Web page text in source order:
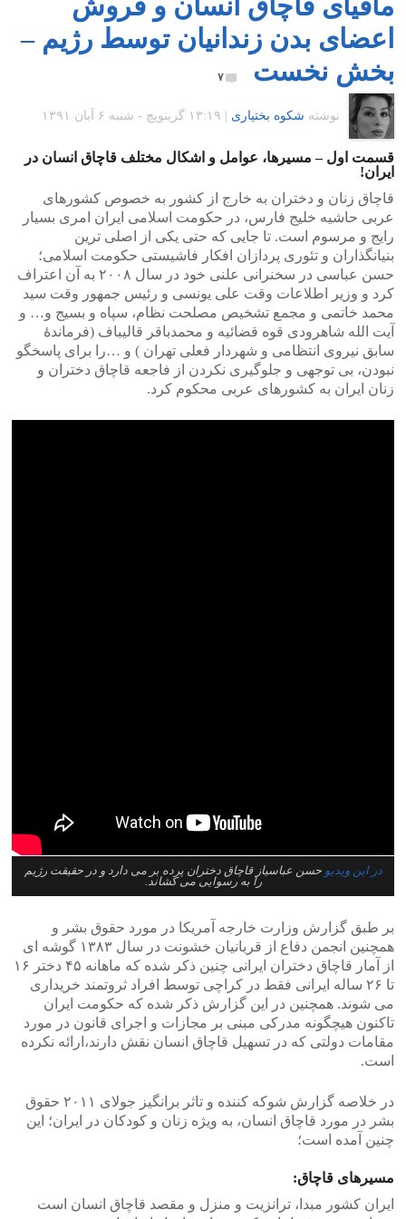
اعضای بدن زندانیان توسط رژیم –
بخش نخست
۷
نوشته شکوه بختیاری ۱۳:۱۹ گرينويچ - شنبه ۶ آبان ۱۳۹۱
قسمت اول – مسیرها، عوامل و اشکال مختلف قاچاق انسان در
ایران!
قاچاق زنان و دختران به خارج از کشور به خصوص کشورهای
عربی حاشیه خلیج فارس، در حکومت اسلامی ایران امری بسیار
رایج و مرسوم است. تا جایی که حتی یکی از اصلی ترین
بنیانگذاران و تئوری پردازان افکار فاشیستی حکومت اسلامی؛
حسن عباسی در سخنرانی علنی خود در سال ۲۰۰۸ به آن اعتراف
کرد و وزیر اطلاعات وقت علی یونسی و رئیس جمهور وقت سید
محمد خاتمی و مجمع تشخیص مصلحت نظام، سپاه و بسیج و… و
آیت الله شاهرودی قوه قضائیه و محمدباقر قالیباف (فرماندهٔ
سابق نیروی انتظامی و شهردار فعلی تهران ) و …را برای پاسخگو
نبودن، بی توجهی و جلوگیری نکردن از فاجعه قاچاق دختران و
زنان ایران به کشورهای عربی محکوم کرد.
در این ویدیو حسن عباسیاز قاچاق دختران پرده بر می دارد و در حقیقت رژیم
را به رسوایی می کشاند.
بر طبق گزارش وزارت خارجه آمریکا در مورد حقوق بشر و
همچنین انجمن دفاع از قربانیان خشونت در سال ۱۳۸۳ گوشه ای
از آمار قاچاق دختران ایرانی چنین ذکر شده که ماهانه ۴۵ دختر ۱۶
تا ۲۶ ساله ایرانی فقط در کراچی توسط افراد ثروتمند خریداری
می شوند. همچنین در این گزارش ذکر شده که حکومت ایران
تاکنون هیچگونه مدرکی مبنی بر مجازات و اجرای قانون در مورد
مقامات دولتی که در تسهیل قاچاق انسان نقش دارند،ارائه نکرده
است.
در خلاصه گزارش شوکه کننده و تاثر برانگیز جولای ۲۰۱۱ حقوق
بشر در مورد قاچاق انسان، به ویژه زنان و کودکان در ایران؛ این
چنین آمده است؛
مسیرهای قاچاق:
ایران کشور مبدا، ترانزیت و منزل و مقصد قاچاق انسان است